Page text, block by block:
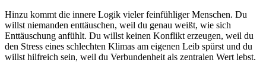
Hinzu kommt die innere Logik vieler feinfühliger Menschen. Du
willst niemanden enttäuschen, weil du genau weißt, wie sich
Enttäuschung anfühlt. Du willst keinen Konflikt erzeugen, weil du
den Stress eines schlechten Klimas am eigenen Leib spürst und du
willst hilfreich sein, weil du Verbundenheit als zentralen Wert lebst.